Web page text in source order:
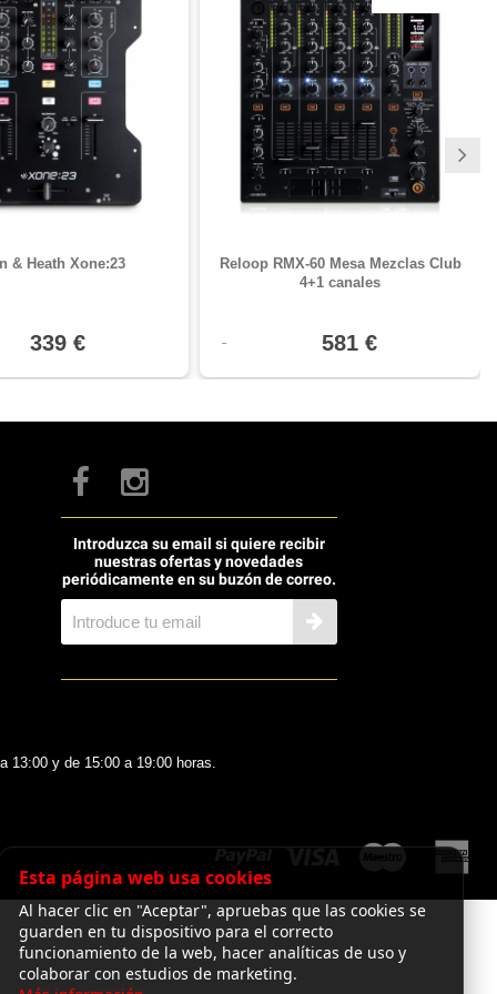
& Heath Xone:23
339 €
Reloop RMX-60 Mesa Mezclas Club
4+1 canales
581 €
Introduzca su email si quiere recibir
nuestras ofertas y novedades
periódicamente en su buzón de correo.
13:00 y de 15:00 a 19:00 horas.
Esta página web usa cookies
Al hacer clic en "Aceptar", apruebas que las cookies se
guarden en tu dispositivo para el correcto
funcionamiento de la web, hacer analíticas de uso y
colaborar con estudios de marketing.